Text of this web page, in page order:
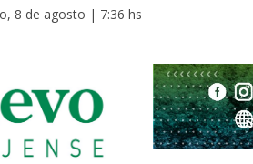
8 de agosto | 7:36 hs